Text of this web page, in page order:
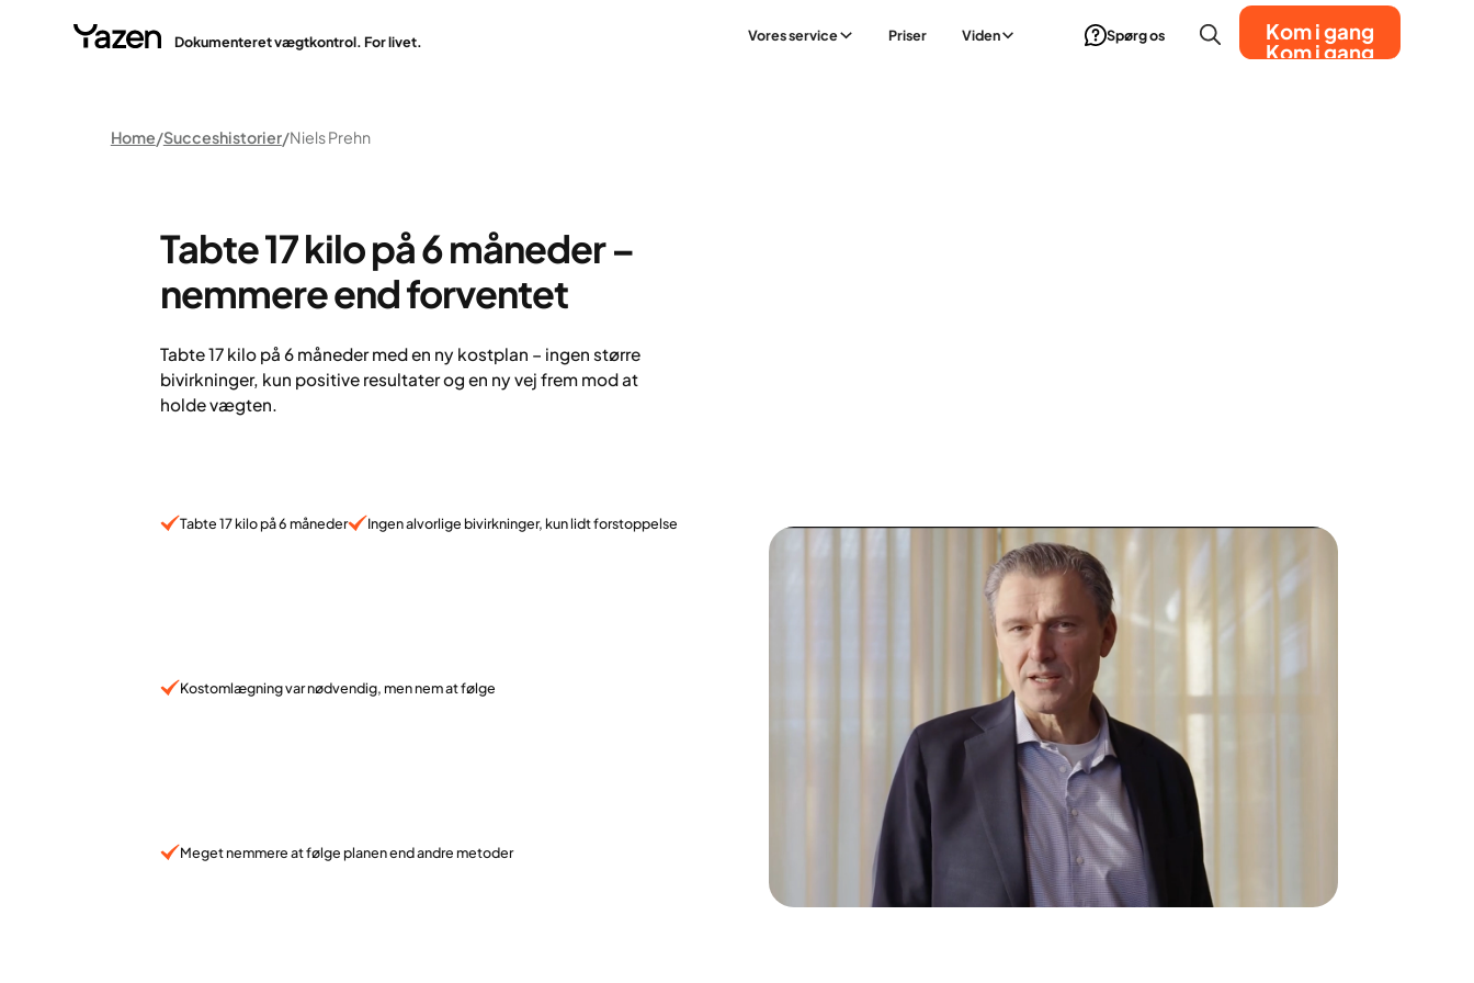
Dokumenteret vægtkontrol. For livet. Vores service Priser Viden Spørg os
Kom i gang
Kom i gang
Home Succeshistorier Niels Prehn
Tabte 17 kilo på 6 måneder –
nemmere end forventet
Tabte 17 kilo på 6 måneder med en ny kostplan – ingen større
bivirkninger, kun positive resultater og en ny vej frem mod at
holde vægten.
Tabte 17 kilo på 6 måneder Ingen alvorlige bivirkninger, kun lidt forstoppelse
Kostomlægning var nødvendig, men nem at følge
Meget nemmere at følge planen end andre metoder